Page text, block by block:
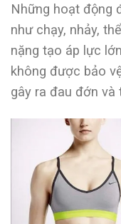
Những hoạt động
như chạy, nhảy,
nặng tạo áp lực
không được bảo
gây ra đau đớn và